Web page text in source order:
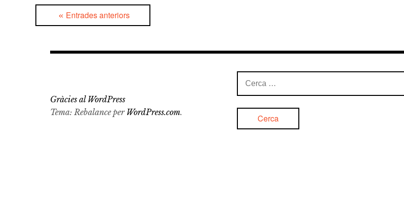
Navegació
Entrades anteriors
Cerca:
Gràcies al WordPress
Tema: Rebalance per WordPress.com.